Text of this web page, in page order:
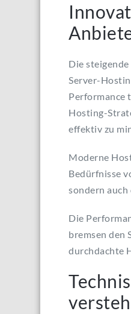
Die
Server-
Performance
Hosting-
effektiv zu
Moderne
Bedürfnisse
sondern
Die
bremsen den
durchdachte